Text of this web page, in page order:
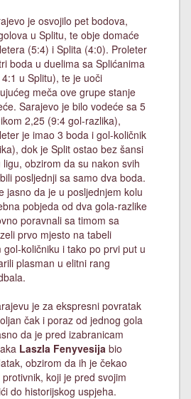
je osvojilo pet bodova,
u Splitu, te obje domaće
(5:4) i Splita (4:0). Proleter
boda u duelima sa Splićanima
u Splitu), te je uoči
meča ove grupe stanje
Sarajevo je bilo vodeće sa 5
2,25 (9:4 gol-razlika),
je imao 3 boda i gol-količnik
dok je Split ostao bez šansi
obzirom da su nakon svih
posljednji sa samo dva boda.
jasno da je u posljednjem kolu
pobjeda od dva gola-razlike
poravnali sa timom sa
prvo mjesto na tabeli
količniku i tako po prvi put u
plasman u elitni rang
je za ekspresni povratak
čak i poraz od jednog gola
da je pred izabranicam
Laszla Fenyvesija bio
obzirom da ih je čekao
koji je pred svojim
do historijskog uspjeha.